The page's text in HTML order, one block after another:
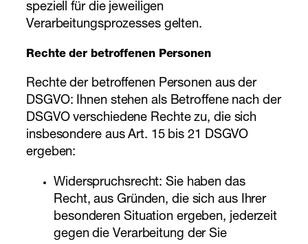
speziell für die jeweiligen
Verarbeitungsprozesses gelten.
Rechte der betroffenen Personen
Rechte der betroffenen Personen aus der
DSGVO: Ihnen stehen als Betroffene nach der
DSGVO verschiedene Rechte zu, die sich
insbesondere aus Art. 15 bis 21 DSGVO
ergeben:
Widerspruchsrecht: Sie haben das
Recht, aus Gründen, die sich aus Ihrer
besonderen Situation ergeben, jederzeit
gegen die Verarbeitung der Sie